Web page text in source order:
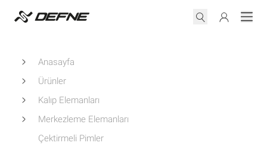
Anasayfa
Ürünler
Kalıp Elemanları
Merkezleme Elemanları
Çektirmeli Pimler